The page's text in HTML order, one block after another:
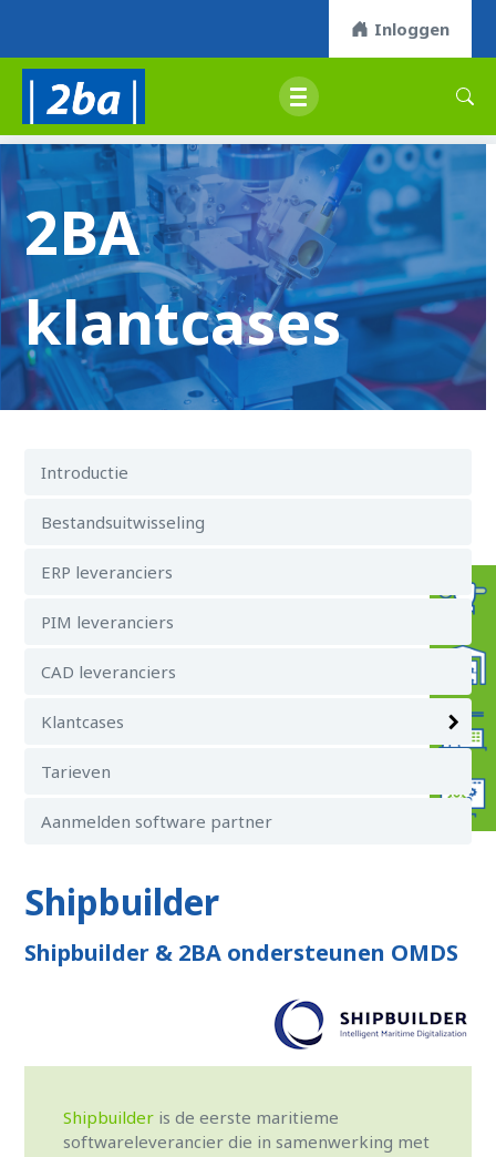
Inloggen
2BA
klantcases
Introductie
Bestandsuitwisseling
ERP leveranciers
PIM leveranciers
CAD leveranciers
Klantcases
Tarieven
Aanmelden software partner
Shipbuilder
Shipbuilder & 2BA ondersteunen OMDS
Shipbuilder is de eerste maritieme
softwareleverancier die in samenwerking met